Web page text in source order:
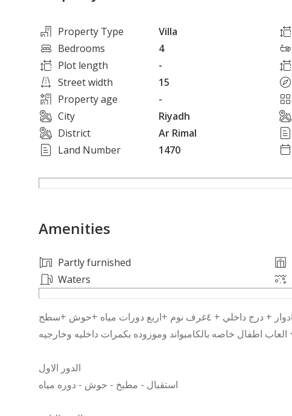
Property Type Villa
Bedrooms
4
Plot length
-
Street width
15
Property age
-
City
Riyadh
District
Ar Rimal
Land Number
1470
Amenities
Partly furnished
Waters
فله تاون هاوس في مشروع اجام ٩ حي الرمال ثلاث ادوار + درج داخلي + ٤غرف نوم +اربع دورات مياه +حوش +سطح
استقبال - مطبخ - حوش - دوره مياه